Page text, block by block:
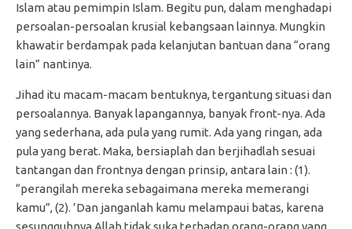
Islam atau pemimpin Islam. Begitu pun, dalam menghadapi
persoalan-persoalan krusial kebangsaan lainnya. Mungkin
khawatir berdampak pada kelanjutan bantuan dana “orang
lain” nantinya.
Jihad itu macam-macam bentuknya, tergantung situasi dan
persoalannya. Banyak lapangannya, banyak front-nya. Ada
yang sederhana, ada pula yang rumit. Ada yang ringan, ada
pula yang berat. Maka, bersiaplah dan berjihadlah sesuai
tantangan dan frontnya dengan prinsip, antara lain : (1).
“perangilah mereka sebagaimana mereka memerangi
kamu”, (2). ’Dan janganlah kamu melampaui batas, karena